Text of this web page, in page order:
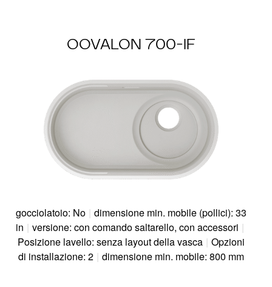
OOVALON 700-IF
gocciolatoio: No | dimensione min. mobile (pollici): 33
in | versione: con comando saltarello, con accessori |
Posizione lavello: senza layout della vasca | Opzioni
di installazione: 2 | dimensione min. mobile: 800 mm